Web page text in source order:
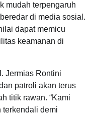
mudah terpengaruh
di media sosial.
dapat memicu
keamanan di
Jermias Rontini
patroli akan terus
titik rawan. “Kami
terkendali demi